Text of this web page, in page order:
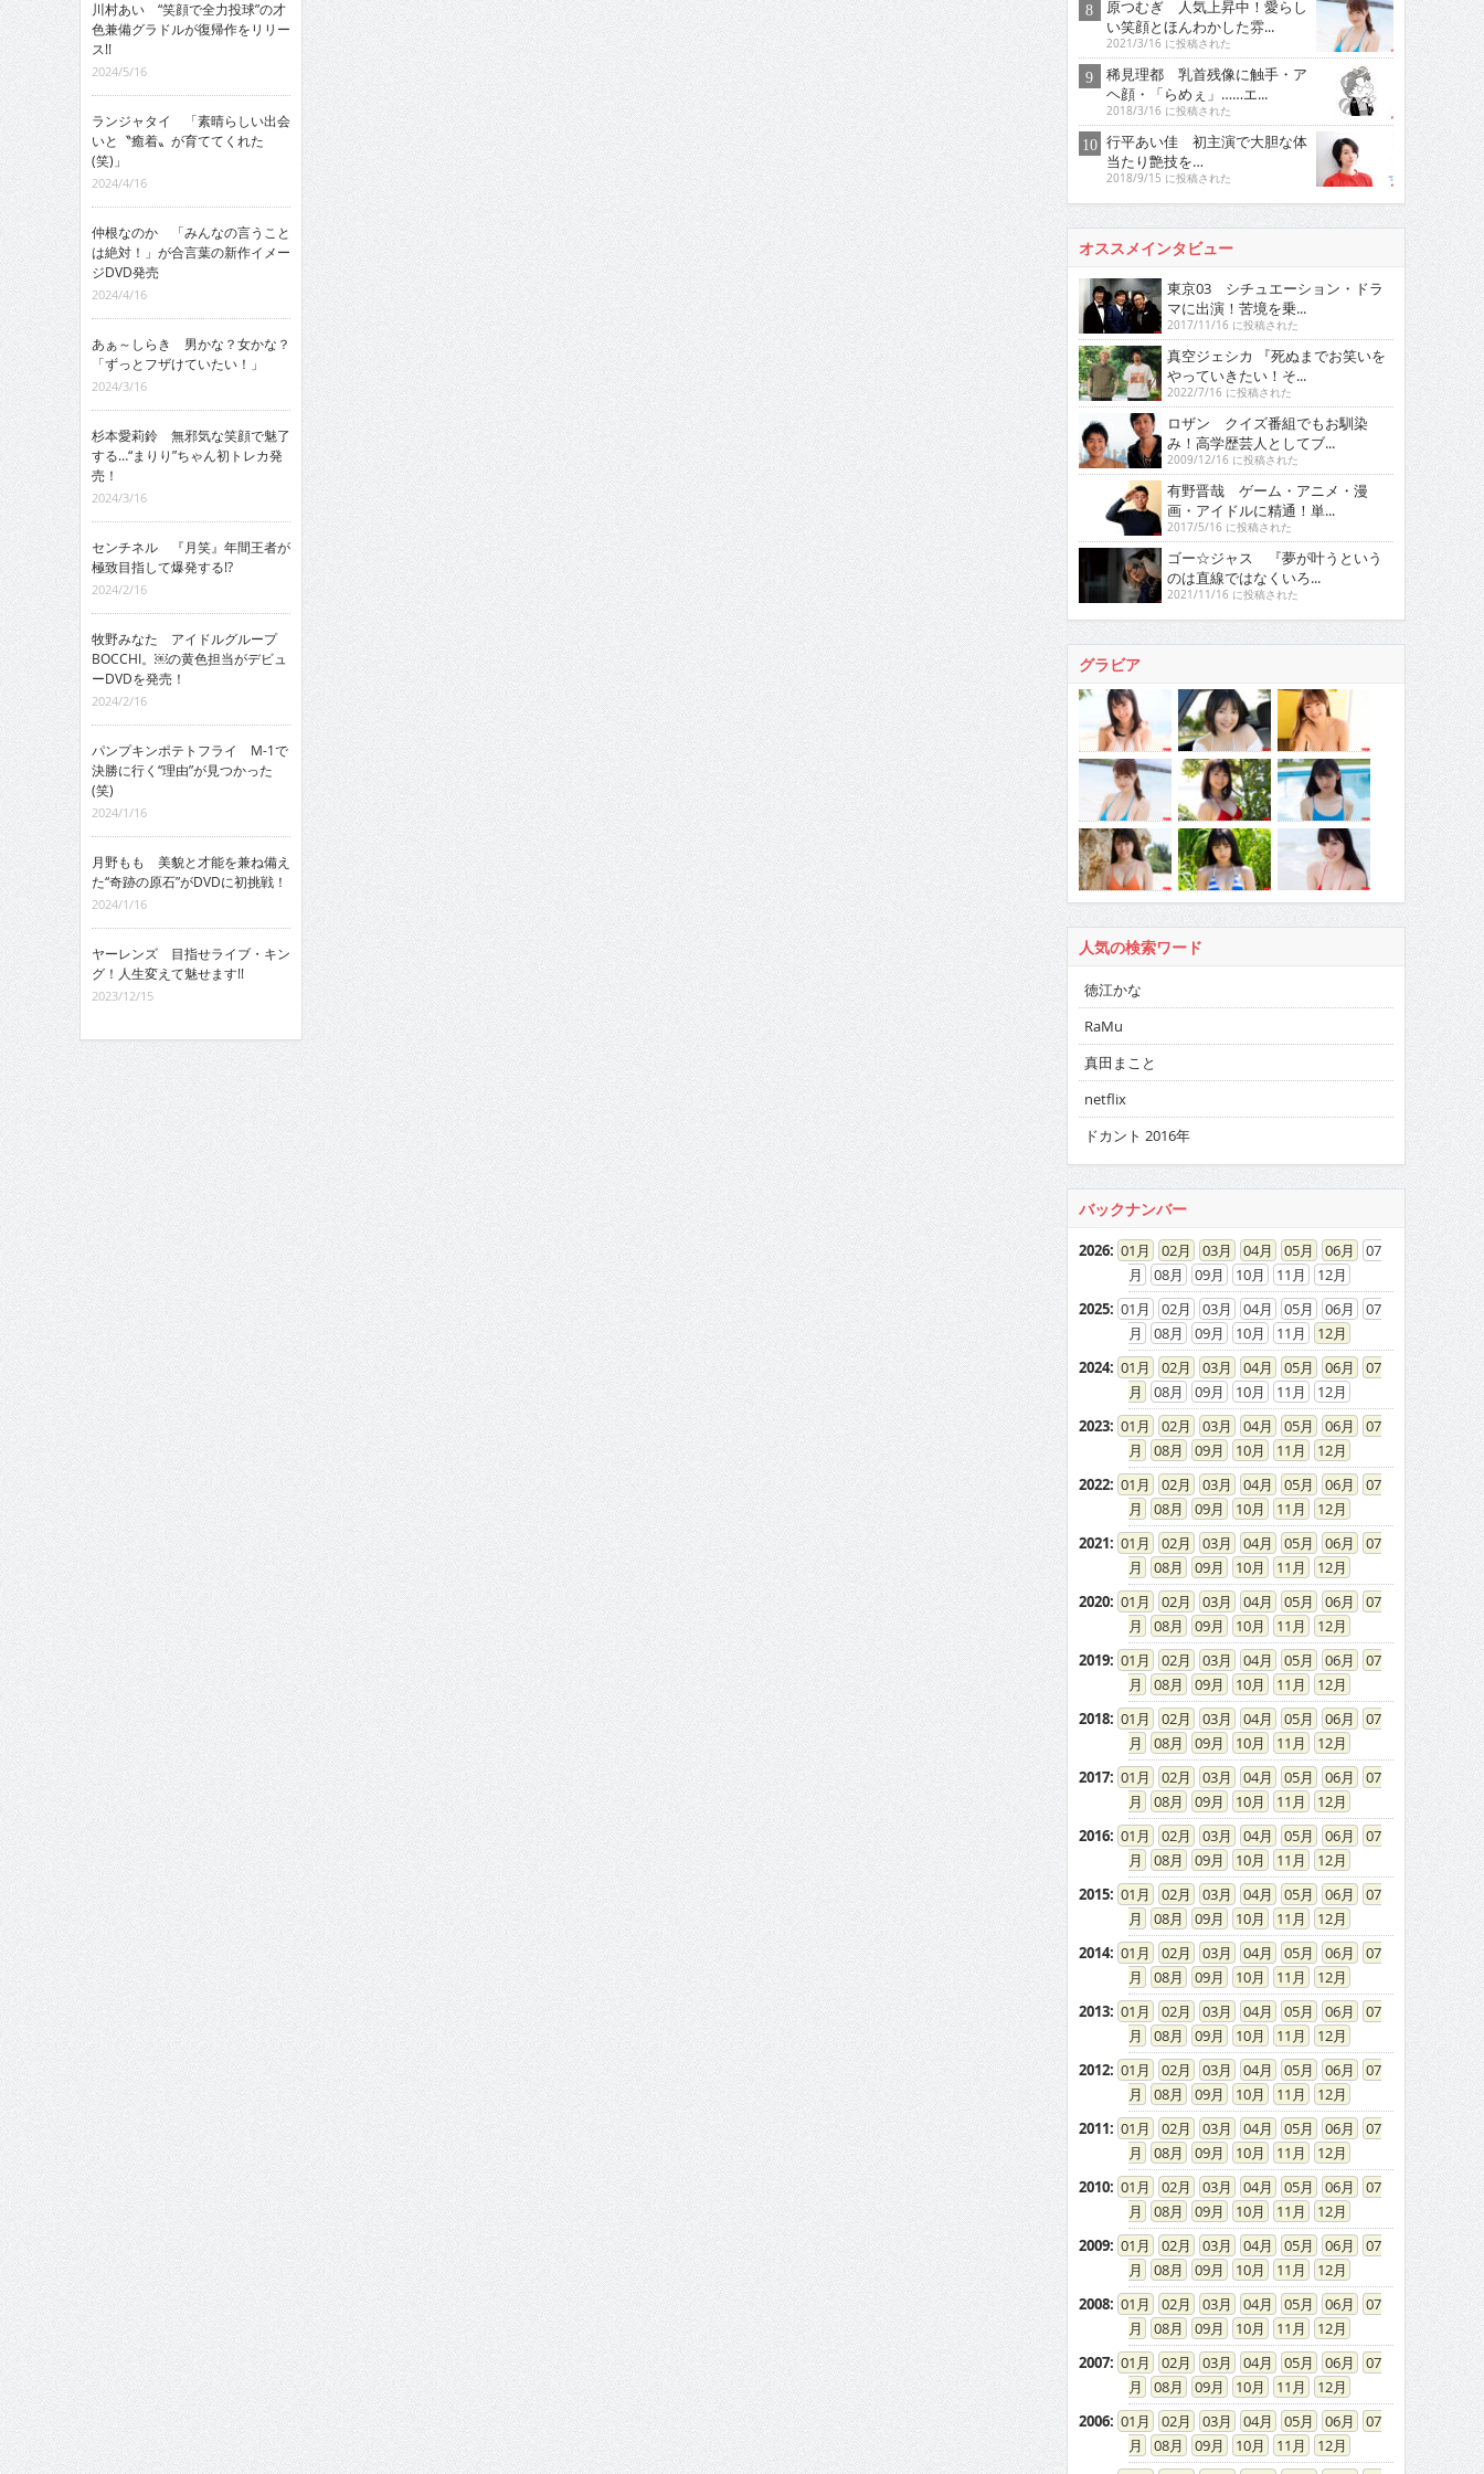
川村あい “笑顔で全力投球”の才
色兼備グラドルが復帰作をリリー
ス!!
2024/5/16
ランジャタイ 「素晴らしい出会
いと〝癒着〟が育ててくれた
(笑)」
2024/4/16
仲根なのか 「みんなの言うこと
は絶対！」が合言葉の新作イメー
ジDVD発売
2024/4/16
あぁ～しらき 男かな？女かな？
「ずっとフザけていたい！」
2024/3/16
杉本愛莉鈴 無邪気な笑顔で魅了
する…“まりり”ちゃん初トレカ発
売！
2024/3/16
センチネル 『月笑』年間王者が
極致目指して爆発する!?
2024/2/16
牧野みなた アイドルグループ
BOCCHI。￼の黄色担当がデビュ
ーDVDを発売！
2024/2/16
パンプキンポテトフライ M-1で
決勝に行く“理由”が見つかった
(笑)
2024/1/16
月野もも 美貌と才能を兼ね備え
た“奇跡の原石”がDVDに初挑戦！
2024/1/16
ヤーレンズ 目指せライブ・キン
グ！人生変えて魅せます!!
2023/12/15
原つむぎ 人気上昇中！愛らし
い笑顔とほんわかした雰...
2021/3/16 に投稿された
稀見理都 乳首残像に触手・ア
ヘ顔・「らめぇ」……エ...
2018/3/16 に投稿された
行平あい佳 初主演で大胆な体
当たり艶技を…
2018/9/15 に投稿された
オススメインタビュー
東京03 シチュエーション・ドラ
マに出演！苦境を乗...
2017/11/16 に投稿された
真空ジェシカ 『死ぬまでお笑いを
やっていきたい！そ...
2022/7/16 に投稿された
ロザン クイズ番組でもお馴染
み！高学歴芸人としてブ...
2009/12/16 に投稿された
有野晋哉 ゲーム・アニメ・漫
画・アイドルに精通！単...
2017/5/16 に投稿された
ゴー☆ジャス 『夢が叶うという
のは直線ではなくいろ...
2021/11/16 に投稿された
グラビア
人気の検索ワード
徳江かな
RaMu
真田まこと
netflix
ドカント 2016年
バックナンバー
2026: 01 02 03 04 05 06
07
08
09 10 11
12
2025: 01 02 03 04 05 06
07
08
09 10 11
12
2024: 01 02 03 04 05 06
07
08
09 10 11
12
2023: 01 02 03 04 05 06
07
08
09 10 11
12
2022: 01 02 03 04 05 06
07
08
09 10 11
12
2021: 01 02 03 04 05 06
07
08
09 10 11
12
2020: 01 02 03 04 05 06
07
08
09 10 11
12
2019: 01 02 03 04 05 06
07
08
09 10 11
12
2018: 01 02 03 04 05 06
07
08
09 10 11
12
2017: 01 02 03 04 05 06
07
08
09 10 11
12
2016: 01 02 03 04 05 06
07
08
09 10 11
12
2015: 01 02 03 04 05 06
07
08
09 10 11
12
2014: 01 02 03 04 05 06
07
08
09 10 11
12
2013: 01 02 03 04 05 06
07
08
09 10 11
12
2012: 01 02 03 04 05 06
07
08
09 10 11
12
2011: 01 02 03 04 05 06
07
08
09 10 11
12
2010: 01 02 03 04 05 06
07
08
09 10 11
12
2009: 01 02 03 04 05 06
07
08
09 10 11
12
2008: 01 02 03 04 05 06
07
08
09 10 11
12
2007: 01 02 03 04 05 06
07
08
09 10 11
12
2006: 01 02 03 04 05 06
07
08
09 10 11
12